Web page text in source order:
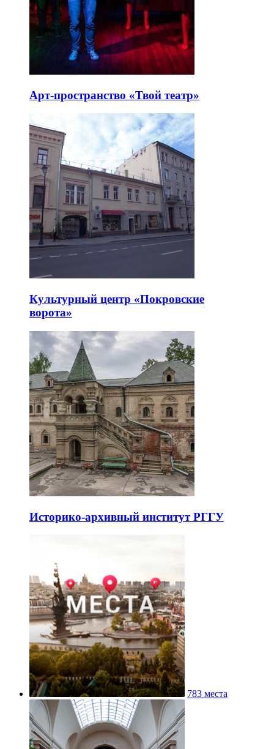
Арт-пространство «Твой театр»
Культурный центр «Покровские
ворота»
Историко-архивный институт РГГУ
783 места